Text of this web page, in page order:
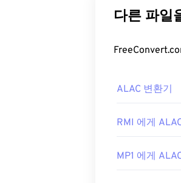
ALAC 변환기
RMI 에게
MP1 에게